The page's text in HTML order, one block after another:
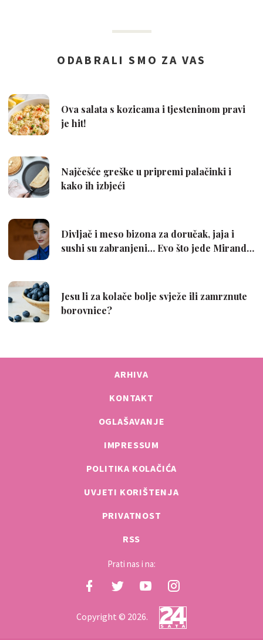
ARHIVA
KONTAKT
OGLAŠAVANJE
IMPRESSUM
POLITIKA KOLAČIĆA
UVJETI KORIŠTENJA
PRIVATNOST
RSS
Prati nas i na:
Copyright © 2026.